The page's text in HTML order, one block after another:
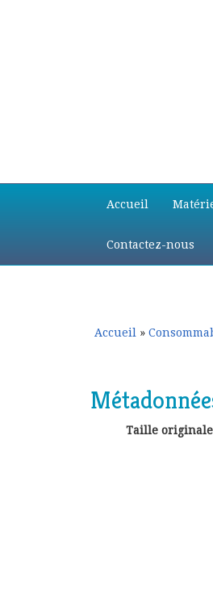
principal
secondaire
Accueil
Contactez-nous
Accueil »
Taille